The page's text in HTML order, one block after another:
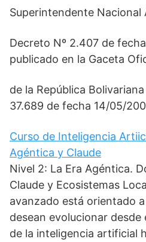
Superintendente Nacional
Decreto Nº 2.407 de
publicado en la Gaceta
de la República
37.689 de fecha 14/05/
Curso de Inteligencia
Agéntica y Claude
Nivel 2: La Era Agéntica.
Claude y Ecosistemas
avanzado está orientado
desean evolucionar
de la inteligencia artificial